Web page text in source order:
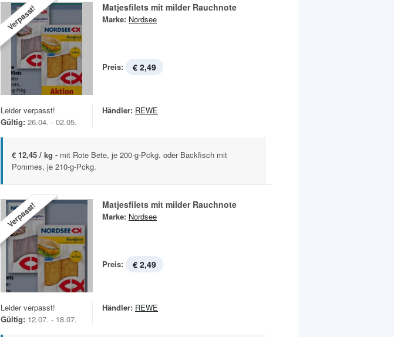
Verpasst! Matjesfilets mit milder Rauchnote
Marke: Nordsee
Preis: € 2,49
Leider verpasst!
Gültig: 26.04. - 02.05.
Händler: REWE
€ 12,45 / kg - mit Rote Bete, je 200-g-Pckg. oder Backfisch mit
Pommes, je 210-g-Pckg.
Verpasst! Matjesfilets mit milder Rauchnote
Marke: Nordsee
Preis: € 2,49
Leider verpasst!
Gültig: 12.07. - 18.07.
Händler: REWE